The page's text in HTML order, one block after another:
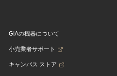
GIAの機器について
小売業者サポート
キャンパス ストア